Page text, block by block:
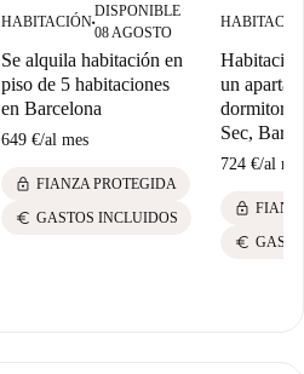
HABITACIÓN■
DISPONIBLE
08 AGOSTO
Se alquila habitación en
piso de 5 habitaciones
en Barcelona
649 €/al mes
lock FIANZA PROTEGIDA
euro GASTOS INCLUIDOS
un
Sec,
724 €/al
lock
euro